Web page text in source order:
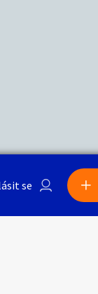
se
0/1000